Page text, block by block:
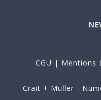
CGU | Mentions
Crait + Müller -